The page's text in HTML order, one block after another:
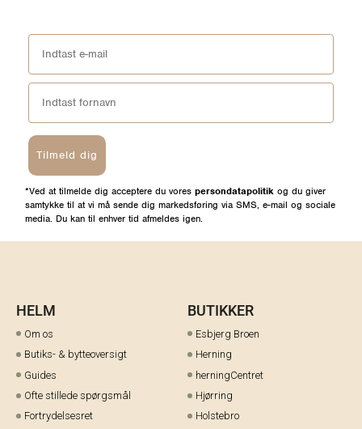
Tilmeld dig
*Ved at tilmelde dig acceptere du vores persondatapolitik og du giver
samtykke til at vi må sende dig markedsføring via SMS, e-mail og sociale
media. Du kan til enhver tid afmeldes igen.
HELM
Om os
Butiks- & bytteoversigt
Guides
Ofte stillede spørgsmål
Fortrydelsesret
BUTIKKER
Esbjerg Broen
Herning
herningCentret
Hjørring
Holstebro